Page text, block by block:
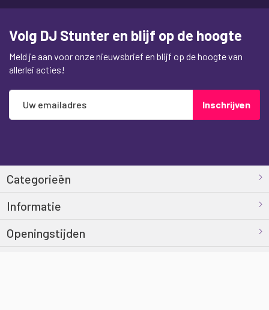
Volg DJ Stunter en blijf op de hoogte
Meld je aan voor onze nieuwsbrief en blijf op de hoogte van
allerlei acties!
Abonneer
op
Inschrijven
Categorieën
Informatie
Openingstijden